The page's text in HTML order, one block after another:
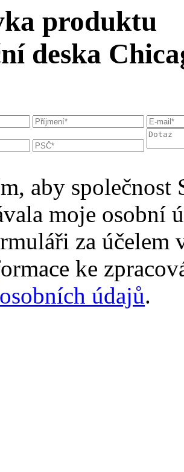
produktu
deska
aby společnost
moje osobní
za
ke
údajů.